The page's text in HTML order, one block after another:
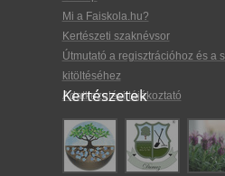
Mi a Faiskola.hu?
Kertészeti szaknévsor
Útmutató a regisztrációhoz és a
kitöltéséhez
Adatkezelési tájékoztató
Kertészetek